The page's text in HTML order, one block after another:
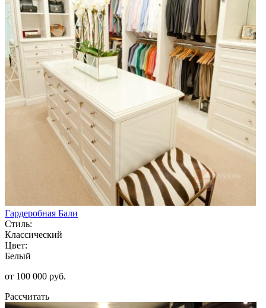
Гардеробная Бали
Стиль:
Классический
Цвет:
Белый
от 100 000 руб.
Рассчитать